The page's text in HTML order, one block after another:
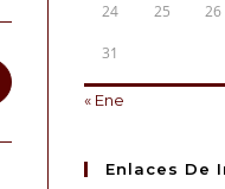
24 25 26
31
« Ene
Enlaces De